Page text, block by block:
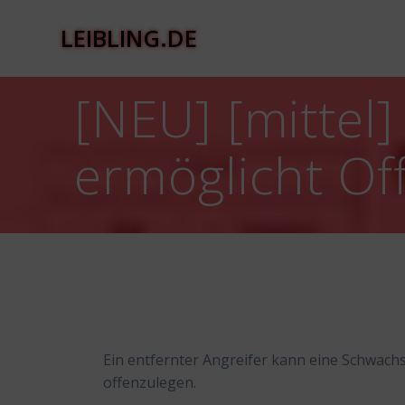
LEIBLING.DE
[NEU] [mittel]
ermöglicht
Ein entfernter Angreifer kann eine
offenzulegen.